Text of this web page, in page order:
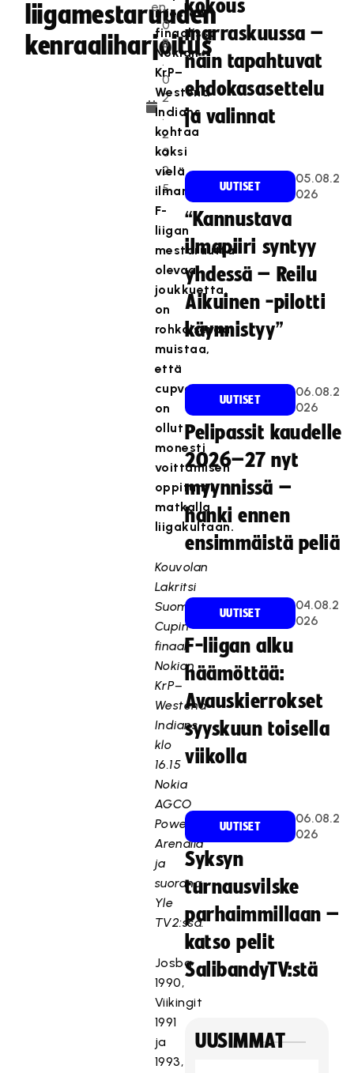
liigamestaruuden
kenraaliharjoitus
en
0
8
.
0
2
.
2
0
2
5
miesten
finaalissa
Nokian
KrP–
Westend
Indians
kohtaa
kaksi
vielä
ilman
F-
liigan
mestaruutta
olevaa
joukkuetta,
on
rohkaisevaa
muistaa,
että
cupvoitto
on
ollut
monesti
voittamisen
oppitunti
matkalla
liigakultaan.
Kouvolan
Lakritsi
Suomen
Cupin
finaali
Nokian
KrP–
Westend
Indians
klo
16.15
Nokia
AGCO
Power
Arenalla
ja
suorana
Yle
TV2:ssa.
Josba
1990,
Viikingit
1991
ja
1993,
kokous
marraskuussa –
näin tapahtuvat
ehdokasasettelu
ja valinnat
UUTISET
05.08.2
026
“Kannustava
ilmapiiri syntyy
yhdessä – Reilu
Aikuinen -pilotti
käynnistyy”
UUTISET
06.08.2
026
Pelipassit kaudelle
2026–27 nyt
myynnissä –
hanki ennen
ensimmäistä peliä
UUTISET
04.08.2
026
F-liigan alku
häämöttää:
Avauskierrokset
syyskuun toisella
viikolla
UUTISET
06.08.2
026
Syksyn
turnausvilske
parhaimmillaan –
katso pelit
SalibandyTV:stä
UUSIMMAT